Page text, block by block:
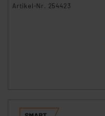
Artikel-Nr. 254423